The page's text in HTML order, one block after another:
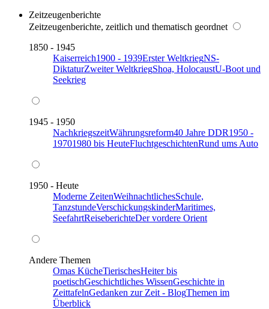
Zeitzeugenberichte
Zeitzeugenberichte, zeitlich und thematisch geordnet
1850 - 1945
Kaiserreich1900 - 1939Erster WeltkriegNS-
DiktaturZweiter WeltkriegShoa, HolocaustU-Boot und
Seekrieg
1945 - 1950
NachkriegszeitWährungsreform40 Jahre DDR1950 -
19701980 bis HeuteFluchtgeschichtenRund ums Auto
1950 - Heute
Moderne ZeitenWeihnachtlichesSchule,
TanzstundeVerschickungskinderMaritimes,
SeefahrtReiseberichteDer vordere Orient
Andere Themen
Omas KücheTierischesHeiter bis
poetischGeschichtliches WissenGeschichte in
ZeittafelnGedanken zur Zeit - BlogThemen im
Überblick